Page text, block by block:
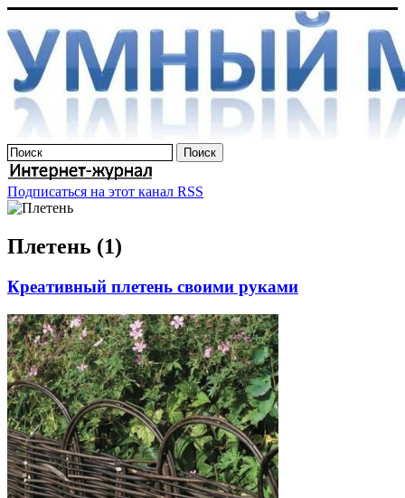
Подписаться на этот канал RSS
Плетень (1)
Креативный плетень своими руками